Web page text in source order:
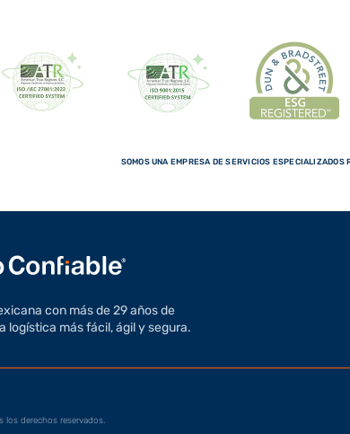
SOMOS UNA EMPRESA DE SERVICIOS
con más de 29 años de
logística más fácil, ágil y segura.
los derechos reservados.